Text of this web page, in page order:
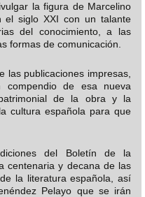
la figura de Marcelino
el siglo XXI con un talante
del conocimiento, a las
formas de comunicación.
las publicaciones impresas,
de esa nueva
de la obra y la
cultura española para que
del Boletín de la
centenaria y decana de las
la literatura española, así
Pelayo que se irán